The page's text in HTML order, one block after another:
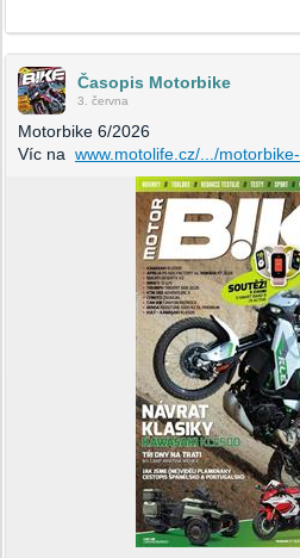
Časopis Motorbike
3. června
Motorbike 6/2026
Víc na www.motolife.cz/.../